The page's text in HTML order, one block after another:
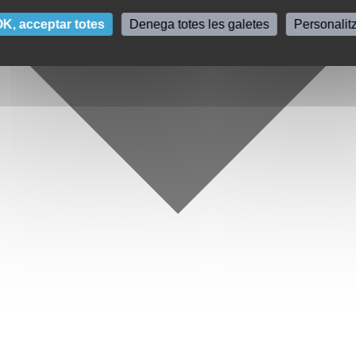
acceptar totes Denega totes les galetes